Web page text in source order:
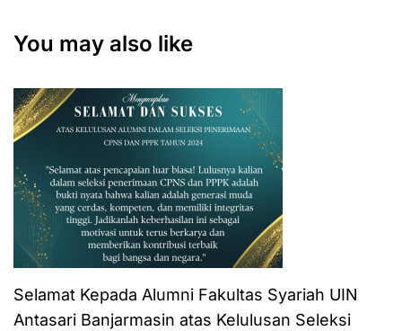
Pemerintahan
You may also like
Selamat Kepada Alumni Fakultas Syariah UIN
Antasari Banjarmasin atas Kelulusan Seleksi